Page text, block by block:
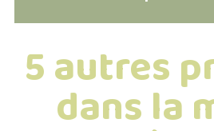
5 autres
dans la